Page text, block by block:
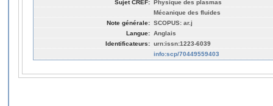
Sujet CREF: Physique des plasmas
Mécanique des fluides
Note générale: SCOPUS: ar.j
Langue: Anglais
Identificateurs: urn:issn:1223-6039
info:scp/70449559403